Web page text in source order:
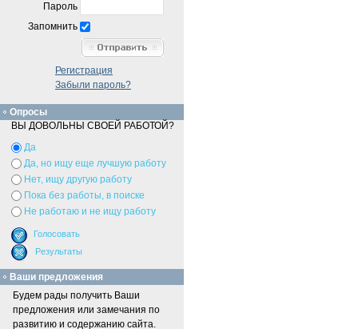
Пароль
Запомнить
Регистрация
Забыли пароль?
Опросы
ВЫ ДОВОЛЬНЫ СВОЕЙ РАБОТОЙ?
Да
Да, но ищу еще лучшую работу
Нет, ищу другую работу
Пока без работы, в поиске
Не работаю и не ищу работу
Ваши предложения
Будем рады получить Ваши
предложения или замечания по
развитию и содержанию сайта.